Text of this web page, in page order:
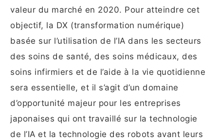
valeur du marché en 2020. Pour atteindre cet
objectif, la DX (transformation numérique)
basée sur l’utilisation de l’IA dans les secteurs
des soins de santé, des soins médicaux, des
soins infirmiers et de l’aide à la vie quotidienne
sera essentielle, et il s’agit d’un domaine
d’opportunité majeur pour les entreprises
japonaises qui ont travaillé sur la technologie
de l’IA et la technologie des robots avant leurs